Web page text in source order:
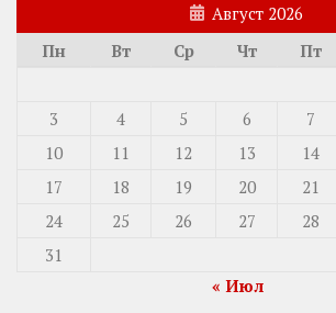
Август 2026
Пн
Вт Ср Чт Пт
3
4 5 6 7
10
11 12 13 14
17
18 19 20 21
24
25 26 27 28
31
« Июл